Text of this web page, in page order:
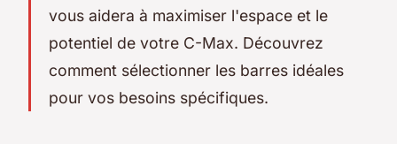
vous aidera à maximiser l'espace et le
potentiel de votre C-Max. Découvrez
comment sélectionner les barres idéales
pour vos besoins spécifiques.